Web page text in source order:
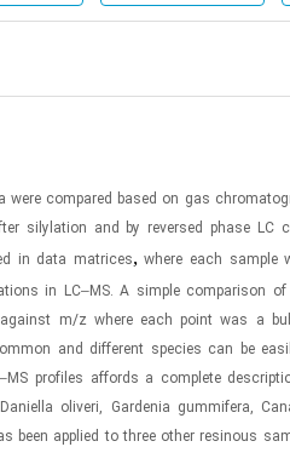
compared based on gas
silylation and by reversed phase LC
in data matrices, where each sample
in LC–MS. A simple comparison
m/z where each point was a
and different species can be
profiles affords a complete
oliveri, Gardenia gummifera,
been applied to three other resinous